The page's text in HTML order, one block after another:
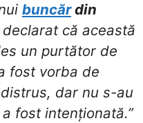
buncărdin
că această
un purtător de
fost vorba de
dar nu s-au
fost intenționată.”